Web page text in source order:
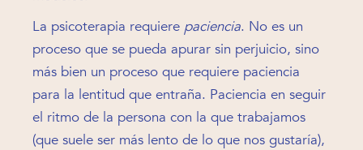
La psicoterapia requiere paciencia. No es un
proceso que se pueda apurar sin perjuicio, sino
más bien un proceso que requiere paciencia
para la lentitud que entraña. Paciencia en seguir
el ritmo de la persona con la que trabajamos
(que suele ser más lento de lo que nos gustaría),